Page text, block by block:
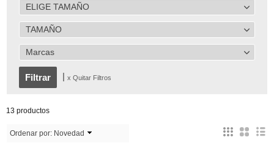
ELIGE TAMAÑO
TAMAÑO
Marcas
x Quitar Filtros
13 productos
Ordenar por: Novedad